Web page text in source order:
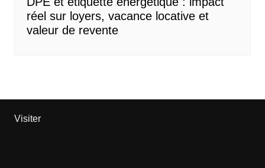
réel sur loyers, vacance locative et
valeur de revente
Visiter